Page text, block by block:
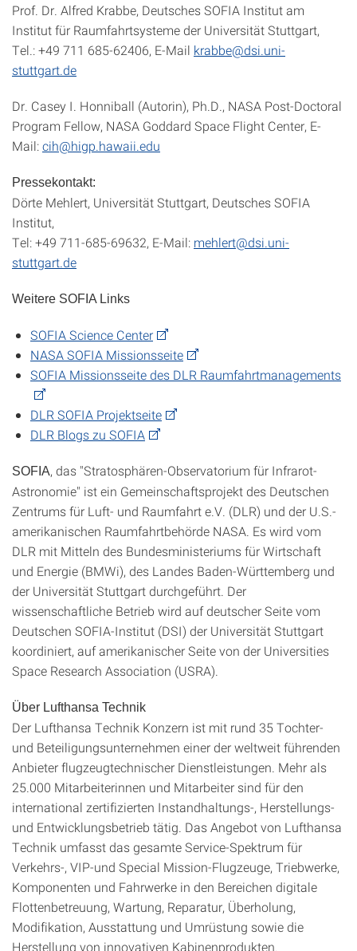
Prof. Dr. Alfred Krabbe, Deutsches SOFIA Institut am
Institut für Raumfahrtsysteme der Universität Stuttgart,
Tel.: +49 711 685-62406, E-Mail krabbe@dsi.uni-
stuttgart.de
Dr. Casey I. Honniball (Autorin), Ph.D., NASA Post-Doctoral
Program Fellow, NASA Goddard Space Flight Center, E-
Mail:cih@higp.hawaii.edu
Pressekontakt:
Dörte Mehlert, Universität Stuttgart, Deutsches SOFIA
Institut,
Tel: +49 711-685-69632, E-Mail: mehlert@dsi.uni-
stuttgart.de
Weitere SOFIA Links
SOFIA Science Center
NASA SOFIA Missionsseite
SOFIA Missionsseite des DLR Raumfahrtmanagements
DLR SOFIA Projektseite
DLR Blogs zu SOFIA
SOFIA, das "Stratosphären-Observatorium für Infrarot-
Astronomie" ist ein Gemeinschaftsprojekt des Deutschen
Zentrums für Luft- und Raumfahrt e.V. (DLR) und der U.S.-
amerikanischen Raumfahrtbehörde NASA. Es wird vom
DLR mit Mitteln des Bundesministeriums für Wirtschaft
und Energie (BMWi), des Landes Baden-Württemberg und
der Universität Stuttgart durchgeführt. Der
wissenschaftliche Betrieb wird auf deutscher Seite vom
Deutschen SOFIA-Institut (DSI) der Universität Stuttgart
koordiniert, auf amerikanischer Seite von der Universities
Space Research Association (USRA).
Über Lufthansa Technik
Der Lufthansa Technik Konzern ist mit rund 35 Tochter-
und Beteiligungsunternehmen einer der weltweit führenden
Anbieter flugzeugtechnischer Dienstleistungen. Mehr als
25.000 Mitarbeiterinnen und Mitarbeiter sind für den
international zertifizierten Instandhaltungs-, Herstellungs-
und Entwicklungsbetrieb tätig. Das Angebot von Lufthansa
Technik umfasst das gesamte Service-Spektrum für
Verkehrs-, VIP-und Special Mission-Flugzeuge, Triebwerke,
Komponenten und Fahrwerke in den Bereichen digitale
Flottenbetreuung, Wartung, Reparatur, Überholung,
Modifikation, Ausstattung und Umrüstung sowie die
Herstellung von innovativen Kabinenprodukten.